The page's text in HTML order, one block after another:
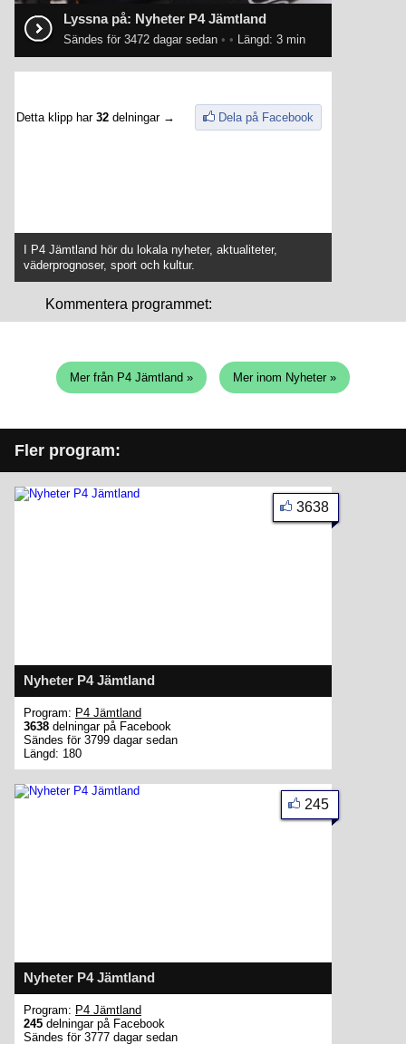
Lyssna på: Nyheter P4 Jämtland
Sändes för 3472 dagar sedan • • Längd: 3 min
Detta klipp har 32delningar → Dela på Facebook
I P4 Jämtland hör du lokala nyheter, aktualiteter,
väderprognoser, sport och kultur.
Kommentera programmet:
Mer från P4 Jämtland » Mer inom Nyheter »
Fler program:
Nyheter P4 Jämtland
3638
Program: P4 Jämtland
3638 delningar på Facebook
Sändes för 3799 dagar sedan
Längd: 180
Nyheter P4 Jämtland
245
Program: P4 Jämtland
245 delningar på Facebook
Sändes för 3777 dagar sedan